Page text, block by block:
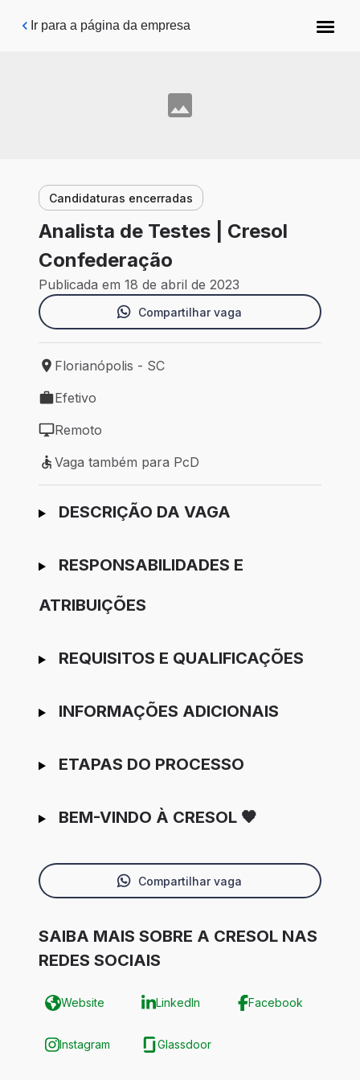
Pular para o conteúdo principal
Ir para a página da empresa
Candidaturas encerradas
Analista de Testes | Cresol
Confederação
Publicada em 18 de abril de 2023
Compartilhar vaga
Local de trabalho: Florianópolis - SC
Florianópolis - SC
Tipo de vaga: Efetivo
Efetivo
Modelo de trabalho: Remoto
Remoto
Vaga também para PcD
Vaga também para PcD
Ir para candidatura
DESCRIÇÃO DA VAGA
RESPONSABILIDADES E
ATRIBUIÇÕES
REQUISITOS E QUALIFICAÇÕES
INFORMAÇÕES ADICIONAIS
ETAPAS DO PROCESSO
BEM-VINDO À CRESOL 🧡
Compartilhar vaga
SAIBA MAIS SOBRE A CRESOL NAS
REDES SOCIAIS
Website LinkedIn Facebook
Instagram Glassdoor